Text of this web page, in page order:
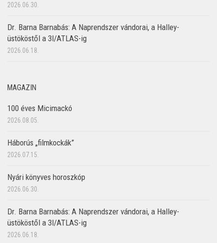
2026.06.30.
Dr. Barna Barnabás: A Naprendszer vándorai, a Halley-
üstököstől a 3I/ATLAS-ig
2026.06.18.
MAGAZIN
100 éves Micimackó
2026.08.05.
Háborús „filmkockák”
2026.07.15.
Nyári könyves horoszkóp
2026.06.30.
Dr. Barna Barnabás: A Naprendszer vándorai, a Halley-
üstököstől a 3I/ATLAS-ig
2026.06.18.